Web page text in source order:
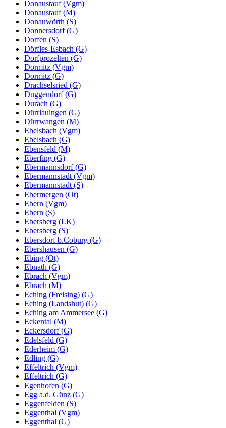
Donaustauf (Vgm)
Donaustauf (M)
Donauwörth (S)
Donnersdorf (G)
Dorfen (S)
Dörfles-Esbach (G)
Dorfprozelten (G)
Dormitz (Vgm)
Dormitz (G)
Drachselsried (G)
Duggendorf (G)
Durach (G)
Dürrlauingen (G)
Dürrwangen (M)
Ebelsbach (Vgm)
Ebelsbach (G)
Ebensfeld (M)
Eberfing (G)
Ebermannsdorf (G)
Ebermannstadt (Vgm)
Ebermannstadt (S)
Ebermergen (Ot)
Ebern (Vgm)
Ebern (S)
Ebersberg (LK)
Ebersberg (S)
Ebersdorf b.Coburg (G)
Ebershausen (G)
Ebing (Ot)
Ebnath (G)
Ebrach (Vgm)
Ebrach (M)
Eching (Freising) (G)
Eching (Landshut) (G)
Eching am Ammersee (G)
Eckental (M)
Eckersdorf (G)
Edelsfeld (G)
Ederheim (G)
Edling (G)
Effeltrich (Vgm)
Effeltrich (G)
Egenhofen (G)
Egg a.d. Günz (G)
Eggenfelden (S)
Eggenthal (Vgm)
Eggenthal (G)